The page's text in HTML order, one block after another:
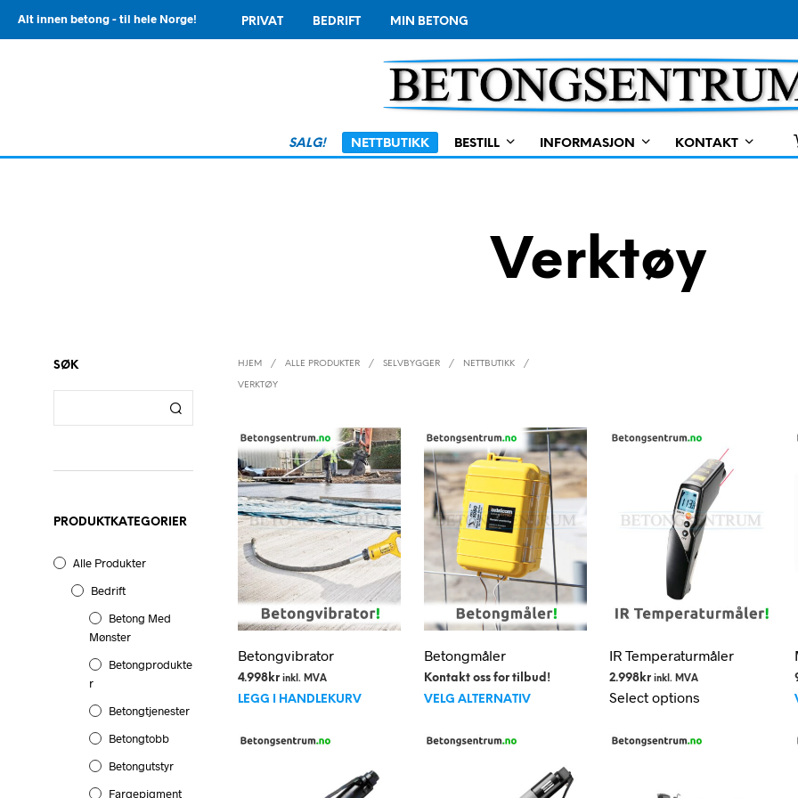
Alt innen betong - til hele Norge! PRIVAT BEDRIFT MIN BETONG
SALG! NETTBUTIKK BESTILL INFORMASJON KONTAKT
Verktøy
SØK
PRODUKTKATEGORIER
Alle Produkter
Bedrift
Betong Med
Mønster
Betongprodukte
R
Betongtjenester
Betongtobb
Betongutstyr
Fargepigment
HJEM / ALLE PRODUKTER / SELVBYGGER / NETTBUTIKK /
VERKTØY
Betongvibrator
4.998 kr inkl. MVA
LEGG I HANDLEKURV
Betongmåler
Kontakt oss for tilbud!
VELG ALTERNATIVDette
varianter.
IR Temperaturmåler
2.998 kr inkl. MVA
Select options